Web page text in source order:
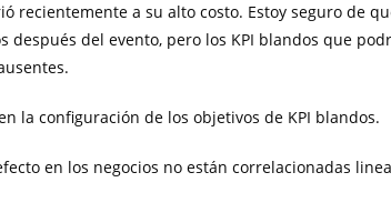
recientemente a su alto costo. Estoy seguro de
del evento, pero los KPI blandos que
la configuración de los objetivos de KPI blandos.
en los negocios no están correlacionadas